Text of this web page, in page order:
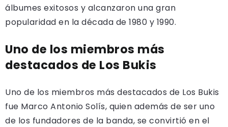
álbumes exitosos y alcanzaron una gran
popularidad en la década de 1980 y 1990.
Uno de los miembros más
destacados de Los Bukis
Uno de los miembros más destacados de Los Bukis
fue Marco Antonio Solís, quien además de ser uno
de los fundadores de la banda, se convirtió en el